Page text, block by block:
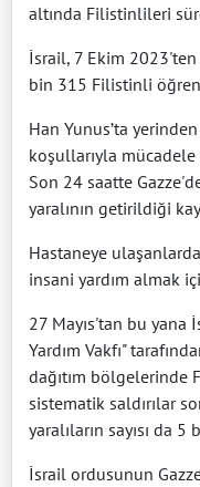
altında Filistinlileri
İsrail, 7 Ekim 2023'ten
bin 315 Filistinli
Han Yunus’ta
koşullarıyla
Son 24 saatte
yaralının getirildiği
Hastaneye
insani yardım almak
27 Mayıs'tan bu yana
Yardım Vakfı"
dağıtım bölgelerinde
sistematik saldırılar
yaralıların sayısı da 5
İsrail ordusunun